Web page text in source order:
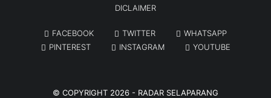
DICLAIMER
FACEBOOK TWITTER
WHATSAPP
PINTEREST
INSTAGRAM YOUTUBE
© COPYRIGHT 2026 - RADAR SELAPARANG